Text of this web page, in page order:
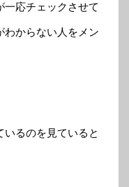
応チェックさせて
わからない人をメン
るのを見ていると